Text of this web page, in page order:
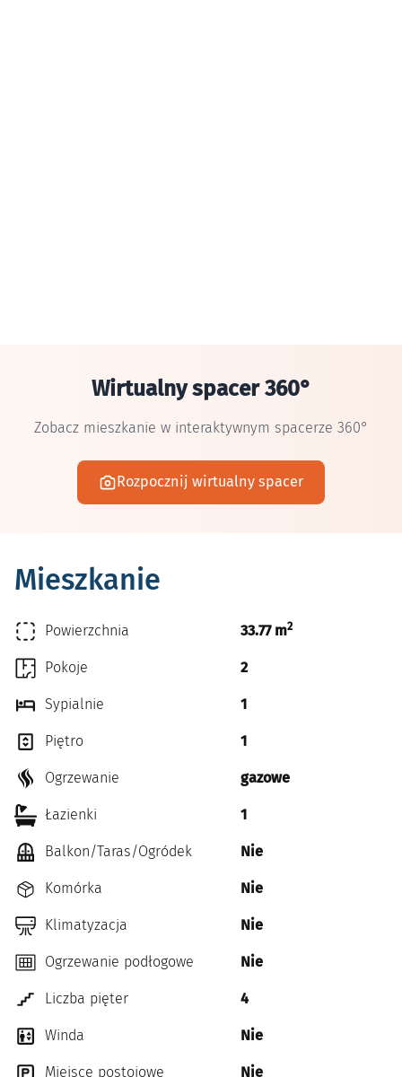
Wirtualny spacer 360°
Zobacz mieszkanie w interaktywnym spacerze 360°
Rozpocznij wirtualny spacer
Mieszkanie
Powierzchnia 33.77 m2
Pokoje 2
Sypialnie 1
Piętro 1
Ogrzewanie gazowe
Łazienki 1
Balkon/Taras/Ogródek Nie
Komórka Nie
Klimatyzacja Nie
Ogrzewanie podłogowe Nie
Liczba pięter 4
Winda Nie
Miejsce postojowe Nie